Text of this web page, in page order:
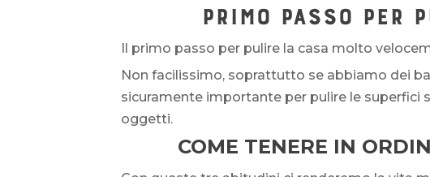
PRIMO PASSO PER
Il primo passo per pulire la casa molto
Non facilissimo, soprattutto se abbiamo dei
sicuramente importante per pulire le superfici
oggetti.
COME TENERE IN